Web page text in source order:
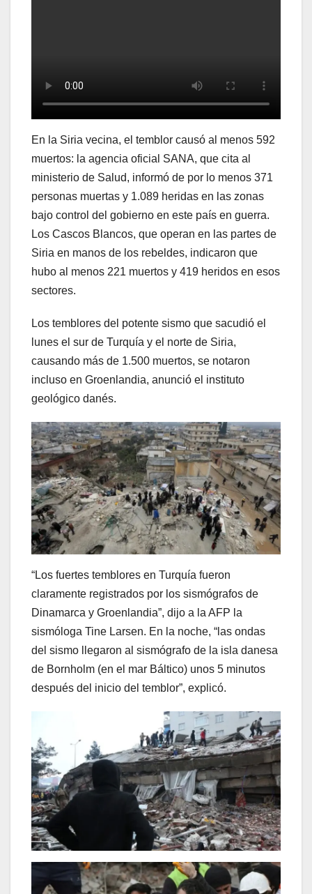
En la Siria vecina, el temblor causó al menos 592
muertos: la agencia oficial SANA, que cita al
ministerio de Salud, informó de por lo menos 371
personas muertas y 1.089 heridas en las zonas
bajo control del gobierno en este país en guerra.
Los Cascos Blancos, que operan en las partes de
Siria en manos de los rebeldes, indicaron que
hubo al menos 221 muertos y 419 heridos en esos
sectores.
Los temblores del potente sismo que sacudió el
lunes el sur de Turquía y el norte de Siria,
causando más de 1.500 muertos, se notaron
incluso en Groenlandia, anunció el instituto
geológico danés.
“Los fuertes temblores en Turquía fueron
claramente registrados por los sismógrafos de
Dinamarca y Groenlandia”, dijo a la AFP la
sismóloga Tine Larsen. En la noche, “las ondas
del sismo llegaron al sismógrafo de la isla danesa
de Bornholm (en el mar Báltico) unos 5 minutos
después del inicio del temblor”, explicó.